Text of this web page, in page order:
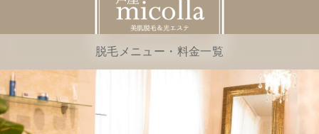
脱毛メニュー・料金一覧